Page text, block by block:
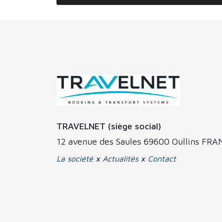
TRAVELNET (siège social)
12 avenue des Saules 69600 Oullins
La société x Actualitésx Contact